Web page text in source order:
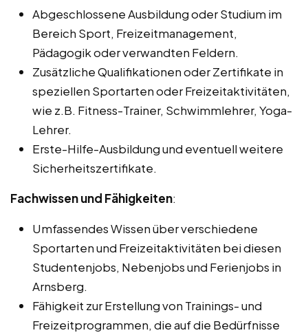
Abgeschlossene Ausbildung oder Studium im
Bereich Sport, Freizeitmanagement,
Pädagogik oder verwandten Feldern.
Zusätzliche Qualifikationen oder Zertifikate in
speziellen Sportarten oder Freizeitaktivitäten,
wie z.B. Fitness-Trainer, Schwimmlehrer, Yoga-
Lehrer.
Erste-Hilfe-Ausbildung und eventuell weitere
Sicherheitszertifikate.
Fachwissen und Fähigkeiten:
Umfassendes Wissen über verschiedene
Sportarten und Freizeitaktivitäten bei diesen
Studentenjobs, Nebenjobs und Ferienjobs in
Arnsberg.
Fähigkeit zur Erstellung von Trainings- und
Freizeitprogrammen, die auf die Bedürfnisse